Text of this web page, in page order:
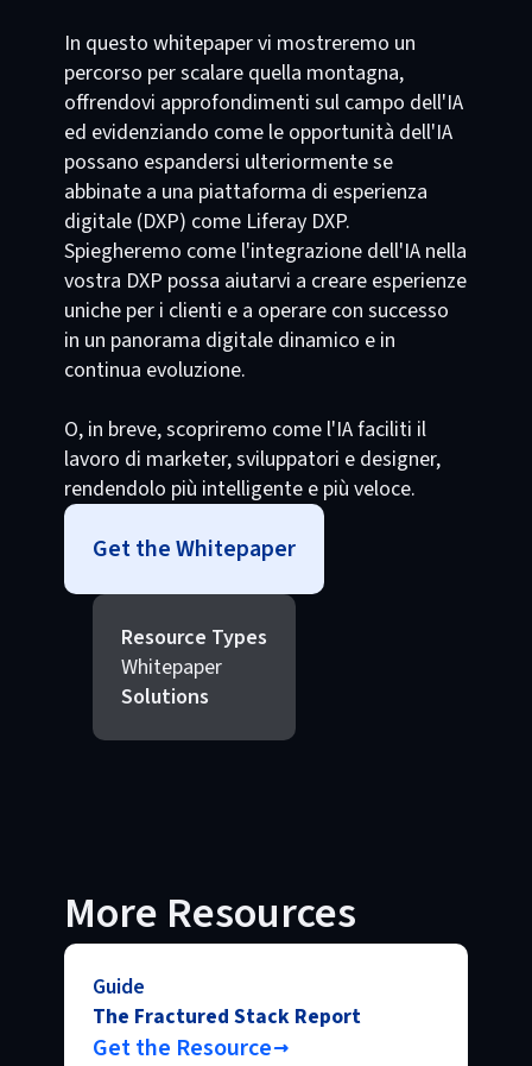
In questo whitepaper vi mostreremo un
percorso per scalare quella montagna,
offrendovi approfondimenti sul campo dell'IA
ed evidenziando come le opportunità dell'IA
possano espandersi ulteriormente se
abbinate a una piattaforma di esperienza
digitale (DXP) come Liferay DXP.
Spiegheremo come l'integrazione dell'IA nella
vostra DXP possa aiutarvi a creare esperienze
uniche per i clienti e a operare con successo
in un panorama digitale dinamico e in
continua evoluzione.
O, in breve, scopriremo come l'IA faciliti il
lavoro di marketer, sviluppatori e designer,
rendendolo più intelligente e più veloce.
Get the Whitepaper
Resource Types
Whitepaper
Solutions
More Resources
Guide
The Fractured Stack Report
Get the Resource